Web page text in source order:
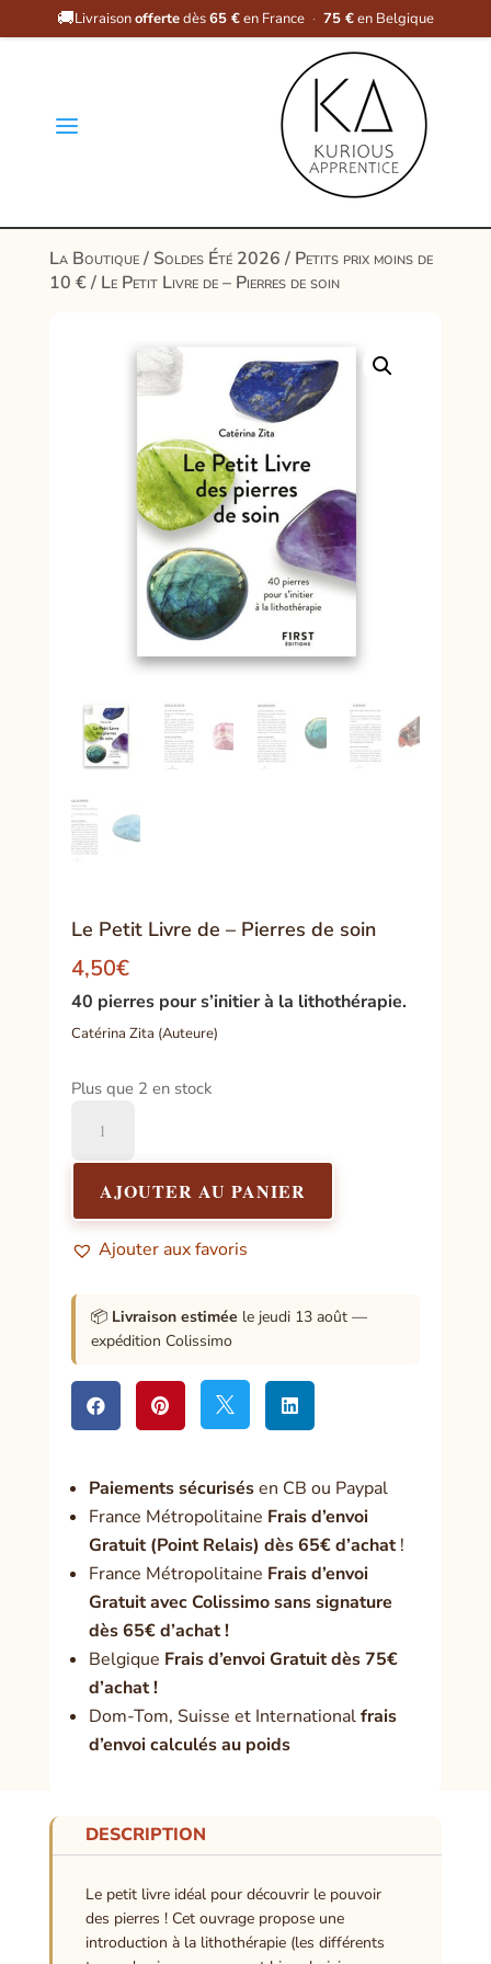
🚚Livraisonoffertedès65 €en France · 75 €en Belgique
a
La Boutique/ Soldes Été 2026/ Petits prix moins de
10 €/ Le Petit Livre de – Pierres de soin
Le Petit Livre de – Pierres de soin
4,50€
40 pierres pour s’initier à la lithothérapie.
Catérina Zita (Auteure)
Plus que 2 en stock
Le
Petit
de
-
de
soin
AJOUTER AU PANIER
Ajouter aux favoris
📦 Livraison estimée le jeudi 13 août —
expédition Colissimo
   
Paiements sécurisésen CB ou Paypal
France Métropolitaine Frais d’envoi
Gratuit (Point Relais) dès 65€ d’achat!
France Métropolitaine Frais d’envoi
Gratuit avec Colissimo sans signature
dès 65€ d’achat !
Belgique Frais d’envoi Gratuit dès 75€
d’achat !
Dom-Tom, Suisse et Internationalfrais
d’envoi calculés au poids
DESCRIPTION
Le petit livre idéal pour découvrir le pouvoir
des pierres ! Cet ouvrage propose une
introduction à la lithothérapie (les différents